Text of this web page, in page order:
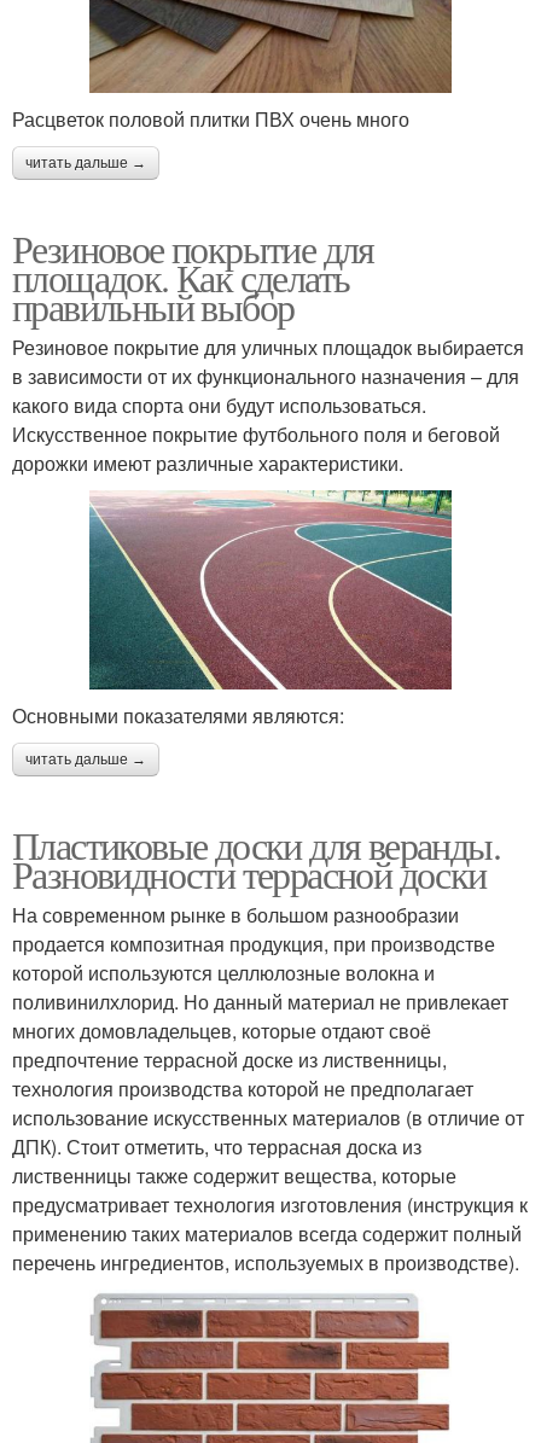
Расцветок половой плитки ПВХ очень много
читать дальше →
Резиновое покрытие для
площадок. Как сделать
правильный выбор
Резиновое покрытие для уличных площадок выбирается
в зависимости от их функционального назначения – для
какого вида спорта они будут использоваться.
Искусственное покрытие футбольного поля и беговой
дорожки имеют различные характеристики.
Основными показателями являются:
читать дальше →
Пластиковые доски для веранды.
Разновидности террасной доски
На современном рынке в большом разнообразии
продается композитная продукция, при производстве
которой используются целлюлозные волокна и
поливинилхлорид. Но данный материал не привлекает
многих домовладельцев, которые отдают своё
предпочтение террасной доске из лиственницы,
технология производства которой не предполагает
использование искусственных материалов (в отличие от
ДПК). Стоит отметить, что террасная доска из
лиственницы также содержит вещества, которые
предусматривает технология изготовления (инструкция к
применению таких материалов всегда содержит полный
перечень ингредиентов, используемых в производстве).